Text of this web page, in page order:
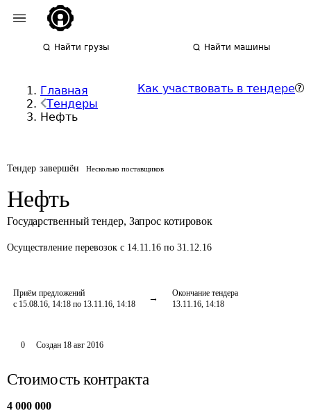
Найти грузы Найти машины
Главная
Тендеры
Нефть
Как участвовать в тендере
Тендер завершён Несколько поставщиков
Нефть
Государственный тендер, Запрос котировок
Осуществление перевозок с 14.11.16 по 31.12.16
Приём предложений
с 15.08.16, 14:18 по 13.11.16, 14:18
Окончание тендера
13.11.16, 14:18
0 Создан 18 авг 2016
Стоимость контракта
4 000 000